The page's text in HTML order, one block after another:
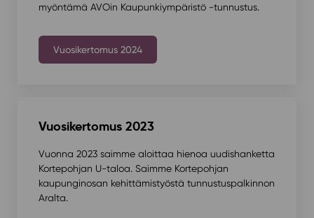
myöntämä AVOin Kaupunkiympäristö -tunnustus.
Vuosikertomus 2024
Vuosikertomus 2023
Vuonna 2023 saimme aloittaa hienoa uudishanketta
Kortepohjan U-taloa. Saimme Kortepohjan
kaupunginosan kehittämistyöstä tunnustuspalkinnon
Aralta.